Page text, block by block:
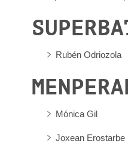
Rubén Odriozola
Mónica Gil
Joxean Erostarbe